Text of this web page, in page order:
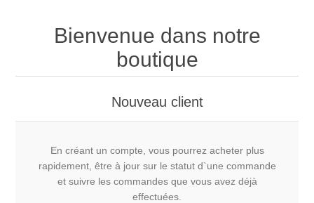
Bienvenue dans notre
boutique
Nouveau client
En créant un compte, vous pourrez acheter plus
rapidement, être à jour sur le statut d`une commande
et suivre les commandes que vous avez déjà
effectuées.